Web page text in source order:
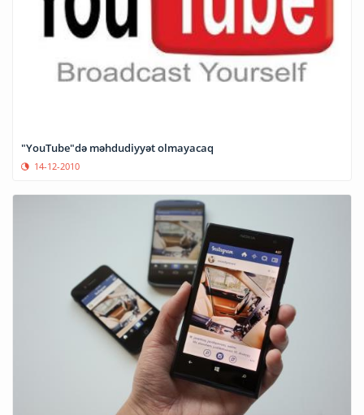
"YouTube"də məhdudiyyət olmayacaq
14-12-2010